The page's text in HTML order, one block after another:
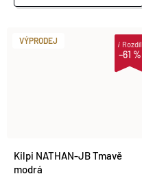
VÝPRODEJ
–61 %
iRozdíl
Kilpi NATHAN-JB Tmavě
modrá